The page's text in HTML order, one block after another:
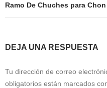
Ramo De Chuches para Chon
DEJA UNA RESPUESTA
Tu dirección de correo
obligatorios están marcados